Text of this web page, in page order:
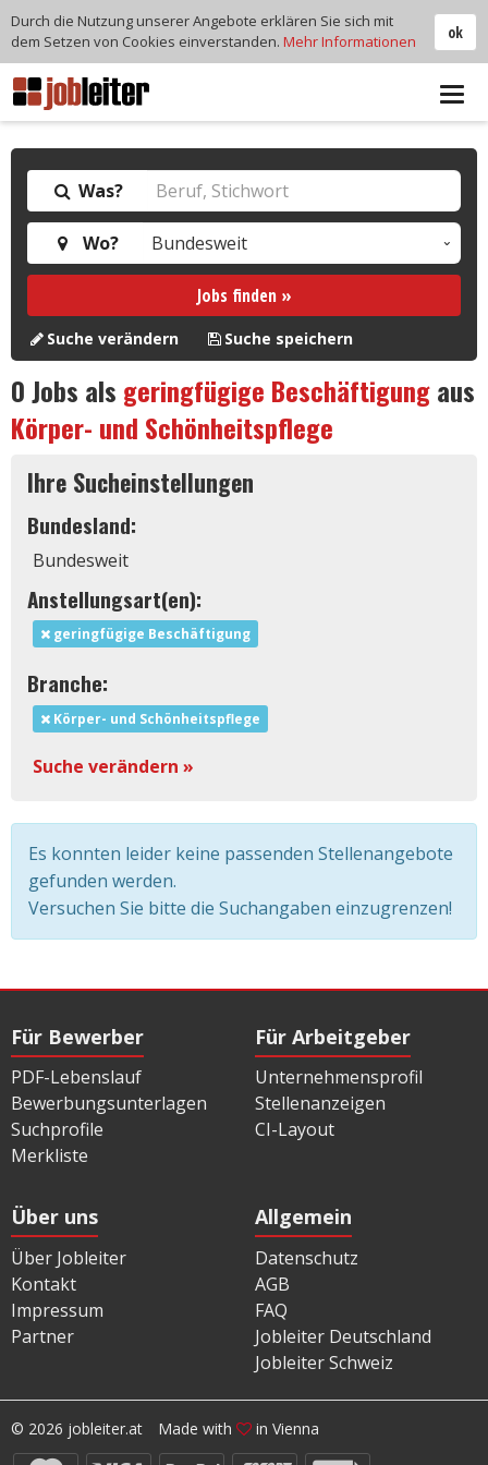
Was?
Wo?
Jobs finden »
Suche verändern Suche speichern
0Jobs als geringfügige Beschäftigungaus
Körper- und Schönheitspflege
Ihre Sucheinstellungen
Bundesland:
Bundesweit
Anstellungsart(en):
geringfügige Beschäftigung
Branche:
Körper- und Schönheitspflege
Suche verändern »
Es konnten leider keine passenden Stellenangebote
gefunden werden.
Versuchen Sie bitte die Suchangaben einzugrenzen!
Für Bewerber
PDF-Lebenslauf
Bewerbungsunterlagen
Suchprofile
Merkliste
Für Arbeitgeber
Unternehmensprofil
Stellenanzeigen
CI-Layout
Über uns
Über Jobleiter
Kontakt
Impressum
Partner
Allgemein
Datenschutz
AGB
FAQ
Jobleiter Deutschland
Jobleiter Schweiz
© 2026 jobleiter.at Made with in Vienna
ok
Durch die Nutzung unserer Angebote erklären Sie sich mit
dem Setzen von Cookies einverstanden. Mehr Informationen